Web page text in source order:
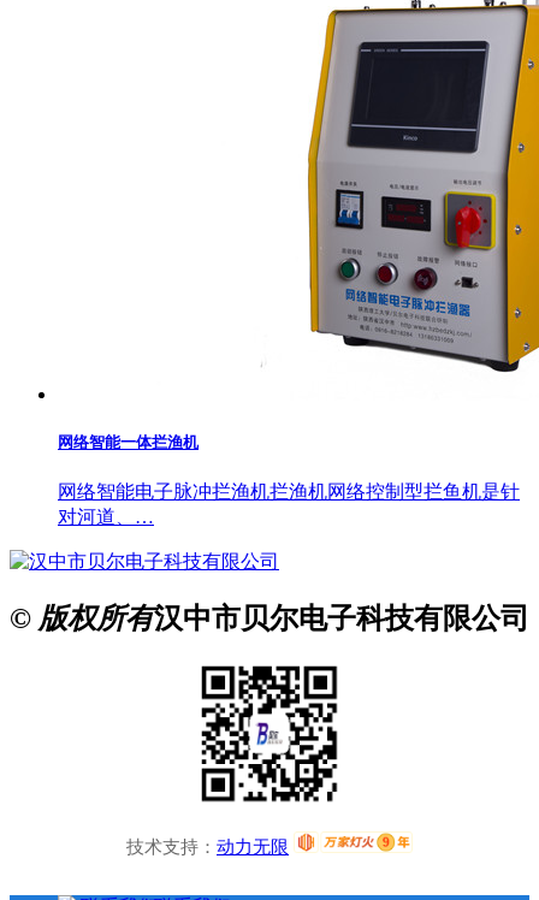
网络智能一体拦渔机
网络智能电子脉冲拦渔机拦渔机网络控制型拦鱼机是针
对河道、…
© 版权所有汉中市贝尔电子科技有限公司
技术支持： 动力无限